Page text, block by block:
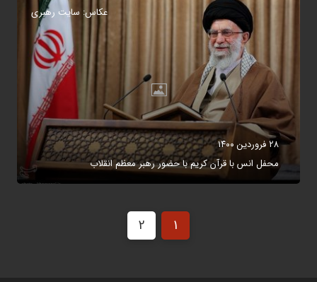
۲۸ فروردین ۱۴۰۰
محفل انس با قرآن کریم با حضور رهبر معظم انقلاب
عکاس: سایت رهبری
1
2